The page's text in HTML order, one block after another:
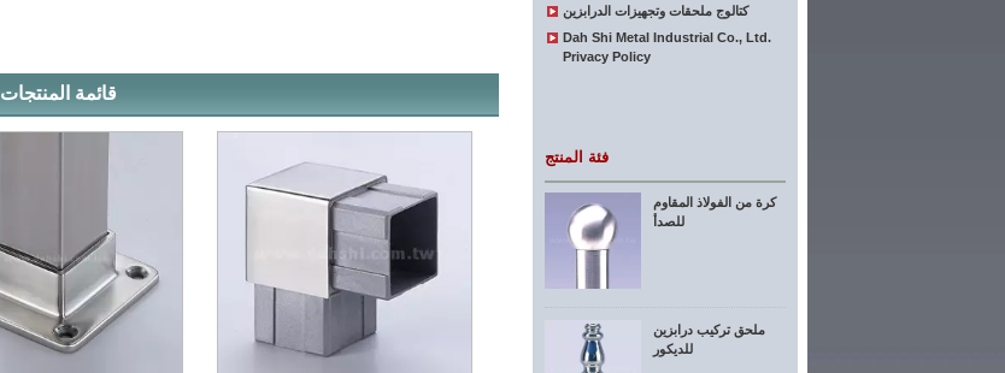
قائمة المنتجات
كتالوج ملحقات وتجهيزات الدرابزين
Dah Shi Metal Industrial Co., Ltd.
Privacy Policy
فئة المنتج
كرة من الفولاذ المقاوم
للصدأ
ملحق تركيب درابزين
للديكور